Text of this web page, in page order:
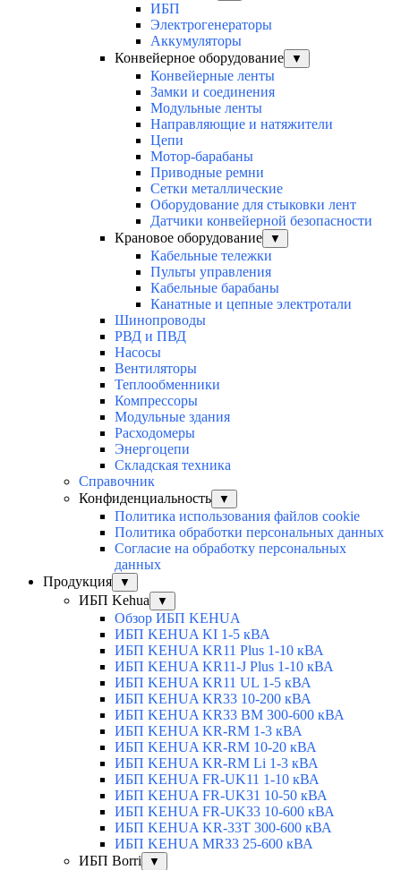
ИБП
Электрогенераторы
Аккумуляторы
Конвейерное оборудование
▼
Конвейерные ленты
Замки и соединения
Модульные ленты
Направляющие и натяжители
Цепи
Мотор-барабаны
Приводные ремни
Сетки металлические
Оборудование для стыковки лент
Датчики конвейерной безопасности
Крановое оборудование
▼
Кабельные тележки
Пульты управления
Кабельные барабаны
Канатные и цепные электротали
Шинопроводы
РВД и ПВД
Насосы
Вентиляторы
Теплообменники
Компрессоры
Модульные здания
Расходомеры
Энергоцепи
Складская техника
Справочник
Конфиденциальность
▼
Политика использования файлов cookie
Политика обработки персональных данных
Согласие на обработку персональных
данных
Продукция
▼
ИБП Kehua ▼
Обзор ИБП KEHUA
ИБП KEHUA KI 1-5 кВА
ИБП KEHUA KR11 Plus 1-10 кВА
ИБП KEHUA KR11-J Plus 1-10 кВА
ИБП KEHUA KR11 UL 1-5 кВА
ИБП KEHUA KR33 10-200 кВА
ИБП KEHUA KR33 BM 300-600 кВА
ИБП KEHUA KR-RM 1-3 кВА
ИБП KEHUA KR-RM 10-20 кВА
ИБП KEHUA KR-RM Li 1-3 кВА
ИБП KEHUA FR-UK11 1-10 кВА
ИБП KEHUA FR-UK31 10-50 кВА
ИБП KEHUA FR-UK33 10-600 кВА
ИБП KEHUA KR-33T 300-600 кВА
ИБП KEHUA MR33 25-600 кВА
ИБП Borri
▼